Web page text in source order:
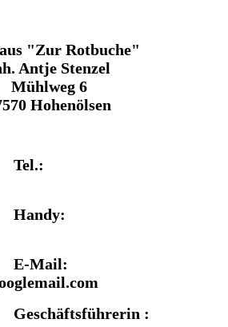
"Zur Rotbuche"
Antje Stenzel
Mühlweg 6
Hohenölsen
: